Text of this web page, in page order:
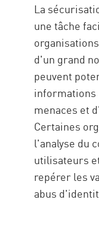
La
une tâche
d'un grand
peuvent
informations
menaces et
Certaines
l'analyse du
utilisateurs
repérer les
abus